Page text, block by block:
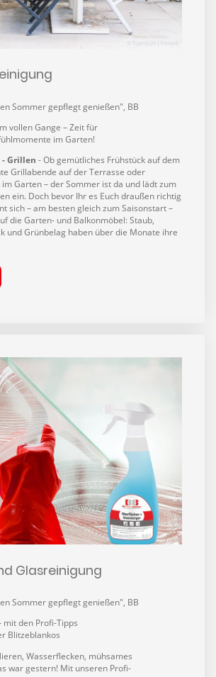
Sommer gepflegt genießen", BB
vollen Gange – Zeit für
im Garten!
Grillen - Ob gemütliches Frühstück auf dem
Grillabende auf der Terrasse oder
Garten – der Sommer ist da und lädt zum
ein. Doch bevor Ihr es Euch draußen richtig
sich – am besten gleich zum Saisonstart –
die Garten- und Balkonmöbel: Staub,
und Grünbelag haben über die Monate ihre
Glasreinigung
Sommer gepflegt genießen", BB
mit den Profi-Tipps
Blitzeblankos
Wasserflecken, mühsames
war gestern! Mit unseren Profi-